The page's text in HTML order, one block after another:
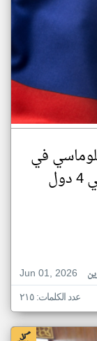
في
إفريقيا بافتتاح ممثليات في 4 دول
Jun 01, 2026
عدد الكلمات: ٢١٥